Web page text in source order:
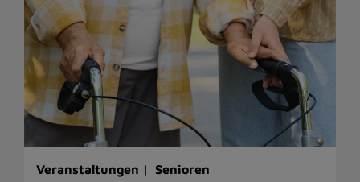
Veranstaltungen | Senioren